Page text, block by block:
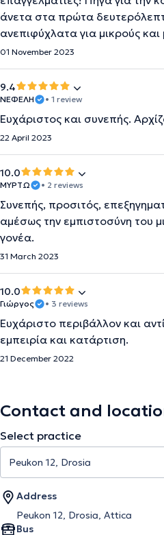
άνετα στα πρώτα
ανεπιφύχλατα για μικρούς και
01 November 2023
9.4
ΝΕΦΕΛΗ • 1 review
Ευχάριστος και συνεπής.
22 April 2023
10.0
ΜΥΡΤΩ • 2 reviews
Συνεπής, προσιτός,
αμέσως την εμπιστοσύνη του
γονέα.
31 March 2023
10.0
Γιώργος • 3 reviews
Ευχάριστο περιβάλλον και
εμπειρία και κατάρτιση.
21 December 2022
Contact and
Select practice
Address
Peukon 12, Drosia, Attica
Bus